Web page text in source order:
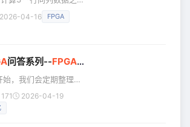
（package） • 最懂工
定义（always）
通过串口发送3行数据
据，3行共有56*3=168
法：使用两个FIFO IP
收到的数据进行缓存，
数据存满后，将FIFO1
，当FIFO2的数据
个FIFO的数据和
2026-04-16
FPGA
问答系列--FPGA中Bank和Clock Region之
始，我们会定期整理
括其他FPGA博主的
的问题，并汇总成文
171 2026-04-19